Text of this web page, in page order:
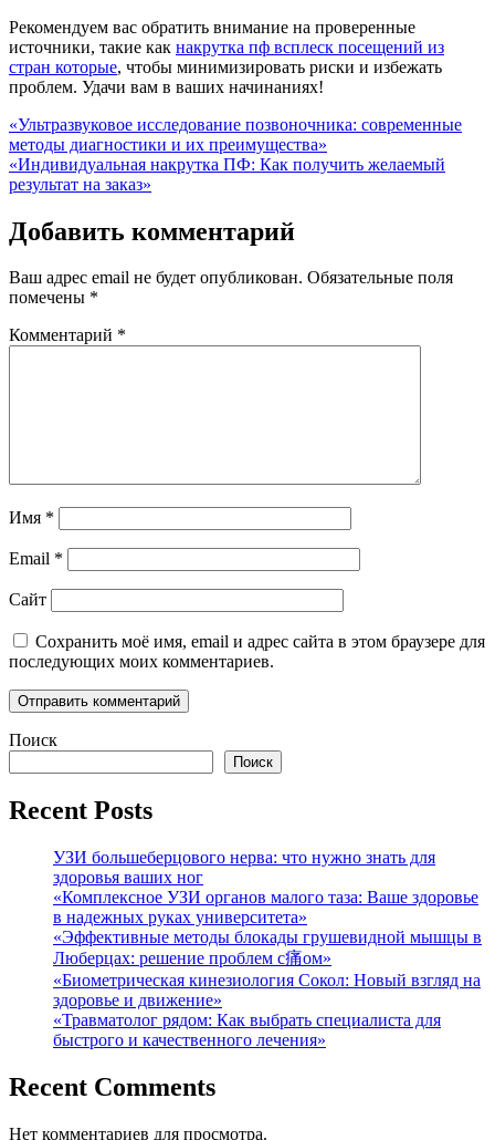
Рекомендуем вас обратить внимание на проверенные
источники, такие как накрутка пф всплеск посещений из
стран которые, чтобы минимизировать риски и избежать
проблем. Удачи вам в ваших начинаниях!
Навигация
по
записям
«Ультразвуковое исследование позвоночника: современные
методы диагностики и их преимущества»
«Индивидуальная накрутка ПФ: Как получить желаемый
результат на заказ»
Добавить комментарий
Ваш адрес email не будет опубликован. Обязательные поля
помечены *
Комментарий *
Имя *
Email *
Сайт
Сохранить моё имя, email и адрес сайта в этом браузере для
последующих моих комментариев.
Поиск
Поиск
Recent Posts
УЗИ большеберцового нерва: что нужно знать для
здоровья ваших ног
«Комплексное УЗИ органов малого таза: Ваше здоровье
в надежных руках университета»
«Эффективные методы блокады грушевидной мышцы в
Люберцах: решение проблем с痛ом»
«Биометрическая кинезиология Сокол: Новый взгляд на
здоровье и движение»
«Травматолог рядом: Как выбрать специалиста для
быстрого и качественного лечения»
Recent Comments
Нет комментариев для просмотра.